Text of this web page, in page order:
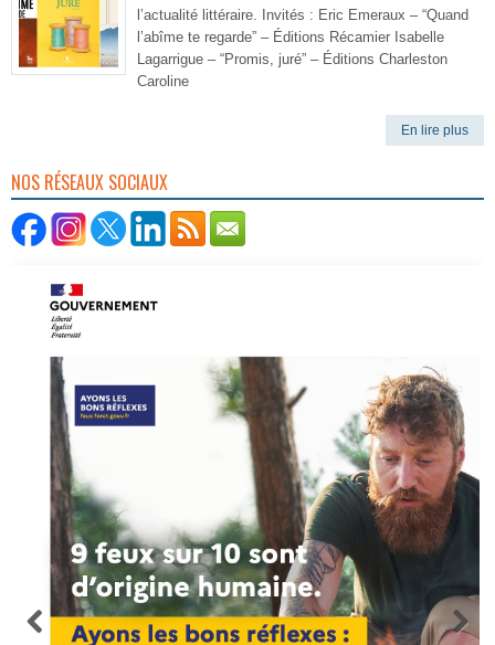
l’actualité littéraire. Invités : Eric Emeraux – “Quand
l’abîme te regarde” – Éditions Récamier Isabelle
Lagarrigue – “Promis, juré” – Éditions Charleston
Caroline
En lire plus
NOS RÉSEAUX SOCIAUX